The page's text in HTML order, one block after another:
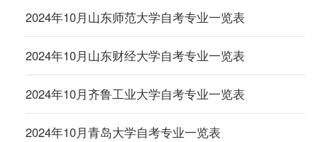
2024年10月山东师范大学自考专业一览表
2024年10月山东财经大学自考专业一览表
2024年10月齐鲁工业大学自考专业一览表
2024年10月青岛大学自考专业一览表